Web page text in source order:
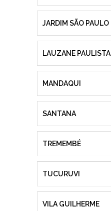
JARDIM SÃO PAULO
LAUZANE PAULISTA
MANDAQUI
SANTANA
TREMEMBÉ
TUCURUVI
VILA GUILHERME